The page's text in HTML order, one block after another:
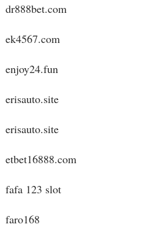
dr888bet.com
ek4567.com
enjoy24.fun
erisauto.site
erisauto.site
etbet16888.com
fafa 123 slot
faro168